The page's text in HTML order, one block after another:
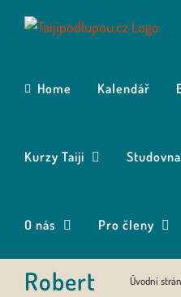
Home Kalendář
Kurzy Taiji Studovna
O nás Pro členy
Robert
Úvodní